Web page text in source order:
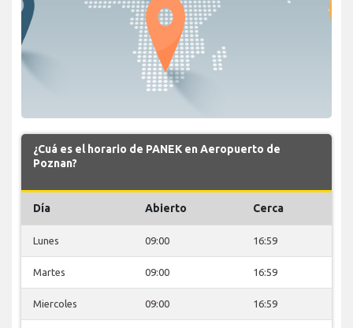
¿Cuá es el horario de PANEK en Aeropuerto de
Poznan?
Día Abierto Cerca
Lunes 09:00 16:59
Martes 09:00 16:59
Miercoles 09:00 16:59